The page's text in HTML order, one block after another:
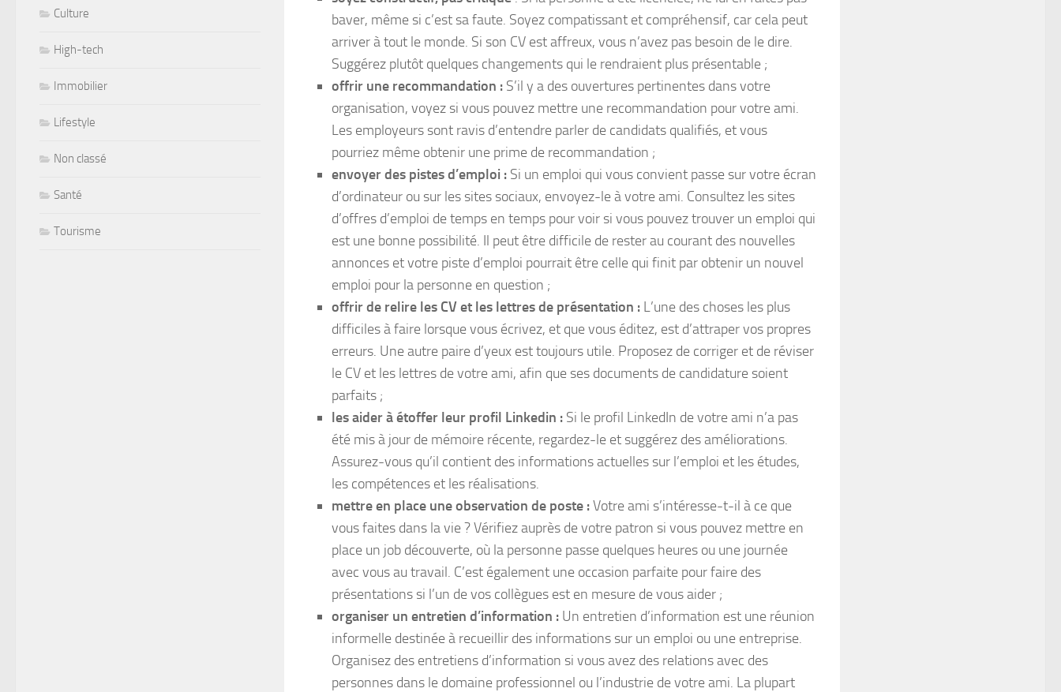
baver, même si c’est sa faute. Soyez compatissant et compréhensif, car cela peut
arriver à tout le monde. Si son CV est affreux, vous n’avez pas besoin de le dire.
Suggérez plutôt quelques changements qui le rendraient plus présentable ;
offrir une recommandation : S’il y a des ouvertures pertinentes dans votre
organisation, voyez si vous pouvez mettre une recommandation pour votre ami.
Les employeurs sont ravis d’entendre parler de candidats qualifiés, et vous
pourriez même obtenir une prime de recommandation ;
envoyer des pistes d’emploi : Si un emploi qui vous convient passe sur votre écran
d’ordinateur ou sur les sites sociaux, envoyez-le à votre ami. Consultez les sites
d’offres d’emploi de temps en temps pour voir si vous pouvez trouver un emploi qui
est une bonne possibilité. Il peut être difficile de rester au courant des nouvelles
annonces et votre piste d’emploi pourrait être celle qui finit par obtenir un nouvel
emploi pour la personne en question ;
offrir de relire les CV et les lettres de présentation : L’une des choses les plus
difficiles à faire lorsque vous écrivez, et que vous éditez, est d’attraper vos propres
erreurs. Une autre paire d’yeux est toujours utile. Proposez de corriger et de réviser
le CV et les lettres de votre ami, afin que ses documents de candidature soient
parfaits ;
les aider à étoffer leur profil Linkedin : Si le profil LinkedIn de votre ami n’a pas
été mis à jour de mémoire récente, regardez-le et suggérez des améliorations.
Assurez-vous qu’il contient des informations actuelles sur l’emploi et les études,
les compétences et les réalisations.
mettre en place une observation de poste :Votre ami s’intéresse-t-il à ce que
vous faites dans la vie ? Vérifiez auprès de votre patron si vous pouvez mettre en
place un job découverte, où la personne passe quelques heures ou une journée
avec vous au travail. C’est également une occasion parfaite pour faire des
présentations si l’un de vos collègues est en mesure de vous aider ;
organiser un entretien d’information : Un entretien d’information est une réunion
informelle destinée à recueillir des informations sur un emploi ou une entreprise.
Organisez des entretiens d’information si vous avez des relations avec des
personnes dans le domaine professionnel ou l’industrie de votre ami. La plupart
Culture
High-tech
Immobilier
Lifestyle
Non classé
Santé
Tourisme